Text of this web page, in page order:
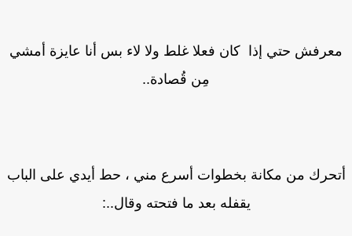
حتي إذا كان فعلا غلط ولا لاء بس أنا عايزة أمشي
مِن قُصادة..
من مكانة بخطوات أسرع مني ، حط أيدي على الباب
يقفله بعد ما فتحته وقال..: